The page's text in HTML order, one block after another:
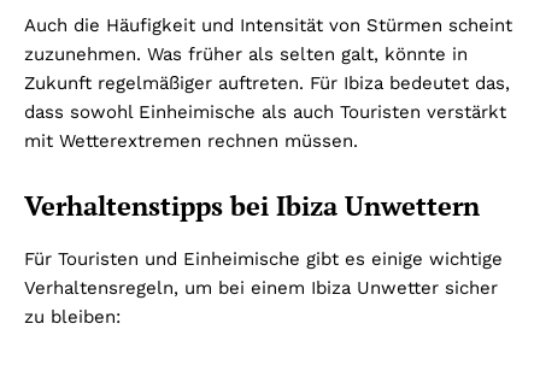
Auch die Häufigkeit und Intensität von Stürmen scheint
zuzunehmen. Was früher als selten galt, könnte in
Zukunft regelmäßiger auftreten. Für Ibiza bedeutet das,
dass sowohl Einheimische als auch Touristen verstärkt
mit Wetterextremen rechnen müssen.
Verhaltenstipps bei Ibiza Unwettern
Für Touristen und Einheimische gibt es einige wichtige
Verhaltensregeln, um bei einem Ibiza Unwetter sicher
zu bleiben: